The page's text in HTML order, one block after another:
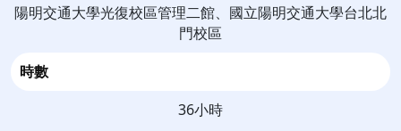
陽明交通大學光復校區管理二館、國立陽明交通大學台北北
門校區
時數
36小時